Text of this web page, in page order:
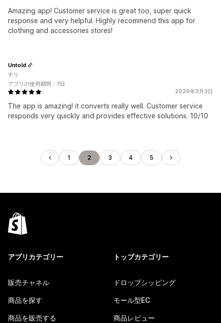
Amazing app! Customer service is great too, super quick
response and very helpful. Highly recommend this app for
clothing and accessories stores!
2026年3月3日
The app is amazing! it converts really well. Customer service
responds very quickly and provides effective solutions. 10/10
Untold
チリ
アプリの使用期間：7日
1 2 3 4 5
アプリカテゴリー
販売チャネル
商品を探す
商品を販売する
トップカテゴリー
ドロップシッピング
モール型EC
商品レビュー